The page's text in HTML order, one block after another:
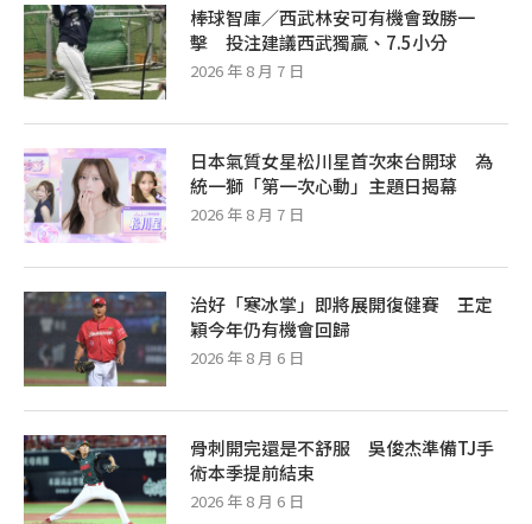
棒球智庫／西武林安可有機會致勝一
擊 投注建議西武獨贏、7.5小分
2026 年 8 月 7 日
日本氣質女星松川星首次來台開球 為
統一獅「第一次心動」主題日揭幕
2026 年 8 月 7 日
治好「寒冰掌」即將展開復健賽 王定
穎今年仍有機會回歸
2026 年 8 月 6 日
骨刺開完還是不舒服 吳俊杰準備TJ手
術本季提前結束
2026 年 8 月 6 日